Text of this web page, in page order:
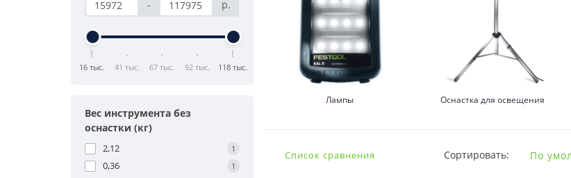
-
р.
16 тыс. 41 тыс. 67 тыс. 92 тыс. 118 тыс.
Вес инструмента без
оснастки (кг)
2,12 1
0,36 1
Лампы Оснастка для освещения
Список сравнения Сортировать: